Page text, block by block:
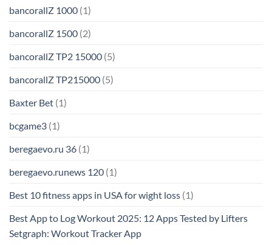
bancorallZ 1000 (1)
bancorallZ 1500 (2)
bancorallZ TP2 15000 (5)
bancorallZ TP215000 (5)
Baxter Bet (1)
bcgame3 (1)
beregaevo.ru 36 (1)
beregaevo.runews 120 (1)
Best 10 fitness apps in USA for wight loss (1)
Best App to Log Workout 2025: 12 Apps Tested by Lifters
Setgraph: Workout Tracker App